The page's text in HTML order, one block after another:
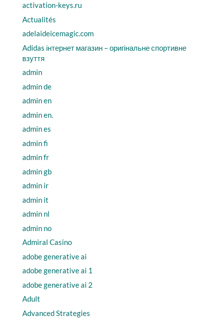
activation-keys.ru
Actualités
adelaideicemagic.com
Adidas інтернет магазин – оригінальне спортивне
взуття
admin
admin de
admin en
admin en.
admin es
admin fi
admin fr
admin gb
admin ir
admin it
admin nl
admin no
Admiral Casino
adobe generative ai
adobe generative ai 1
adobe generative ai 2
Adult
Advanced Strategies